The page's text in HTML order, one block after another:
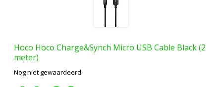
Hoco Hoco Charge&Synch Micro USB Cable Black (2
meter)
Nog niet gewaardeerd